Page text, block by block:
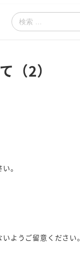
検
（2）
。
ようご留意ください。